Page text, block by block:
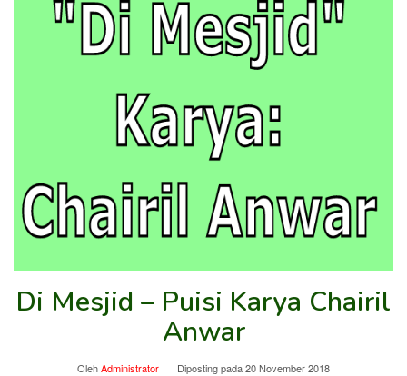
Di Mesjid – Puisi Karya Chairil
Anwar
OlehAdministrator Diposting pada20 November 2018